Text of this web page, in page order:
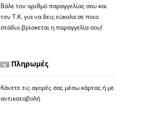
Βάλε τον αριθμό παραγγελίας σου και
τον Τ.Κ. για να δεις εύκολα σε ποιο
στάδιο βρίσκεται η παραγγελία σου!
Πληρωμές
Κάνετε τις αγορές σας μέσω κάρτας ή με
αντικαταβολή